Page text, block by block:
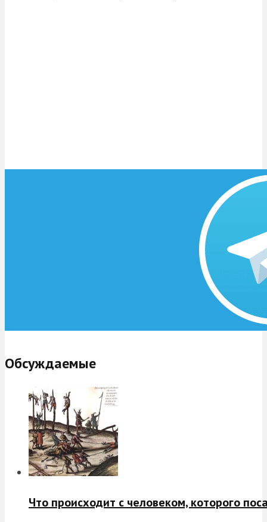
Обсуждаемые
Что происходит с человеком, которого